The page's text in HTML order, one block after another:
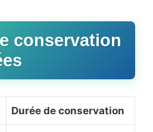
conservation
Durée de conservation